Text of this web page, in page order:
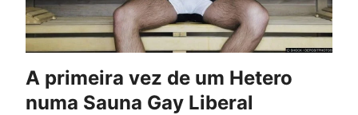
A primeira vez de um Hetero
numa Sauna Gay Liberal